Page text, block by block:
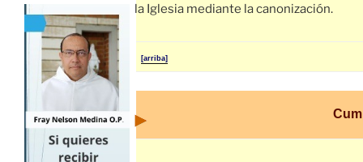
la Iglesia mediante la canonización.
[arriba]